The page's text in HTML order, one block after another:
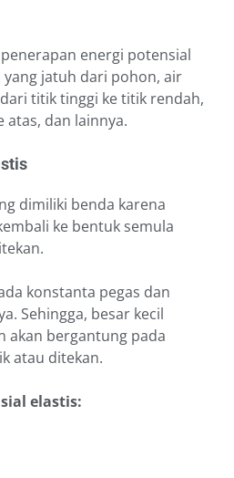
energi potensial
jatuh dari pohon, air
titik tinggi ke titik rendah,
atas, dan lainnya.
dimiliki benda karena
ke bentuk semula
konstanta pegas dan
Sehingga, besar kecil
akan bergantung pada
atau ditekan.
elastis: